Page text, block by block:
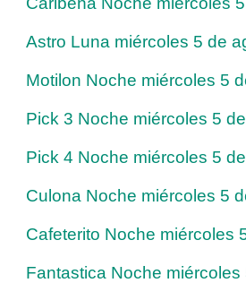
Astro Luna miércoles 5 de
Motilon Noche miércoles 5
Pick 3 Noche miércoles 5
Pick 4 Noche miércoles 5
Culona Noche miércoles 5
Cafeterito Noche miércoles
Fantastica Noche